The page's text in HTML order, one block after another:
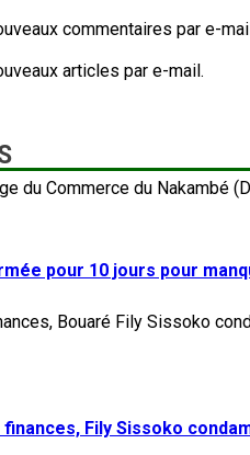
commentaires par e-
articles par e-mail.
pour 10 jours pour
Fily Sissoko